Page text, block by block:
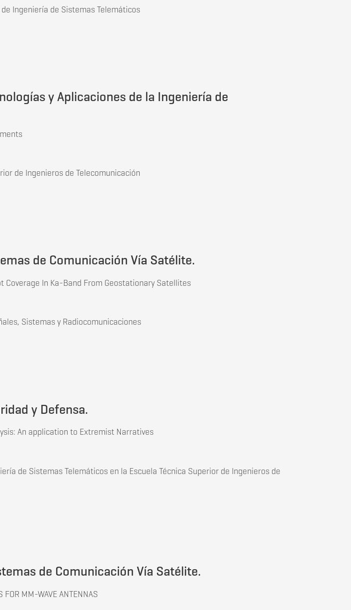
Ingeniería de Sistemas Telemáticos
Regulación, Sistemas y Proyectos de Telecomunicación.
y Aplicaciones de la Ingeniería de
de Ingenieros de Telecomunicación
de la Ingeniería de Telecomunicación.
de Comunicación Vía Satélite.
Coverage In Ka-Band From Geostationary Satellites
Sistemas y Radiocomunicaciones
Vía Satélite.
y Defensa.
An application to Extremist Narratives
de Sistemas Telemáticos en la Escuela Técnica Superior de Ingenieros de
de Comunicación Vía Satélite.
FOR MM-WAVE ANTENNAS